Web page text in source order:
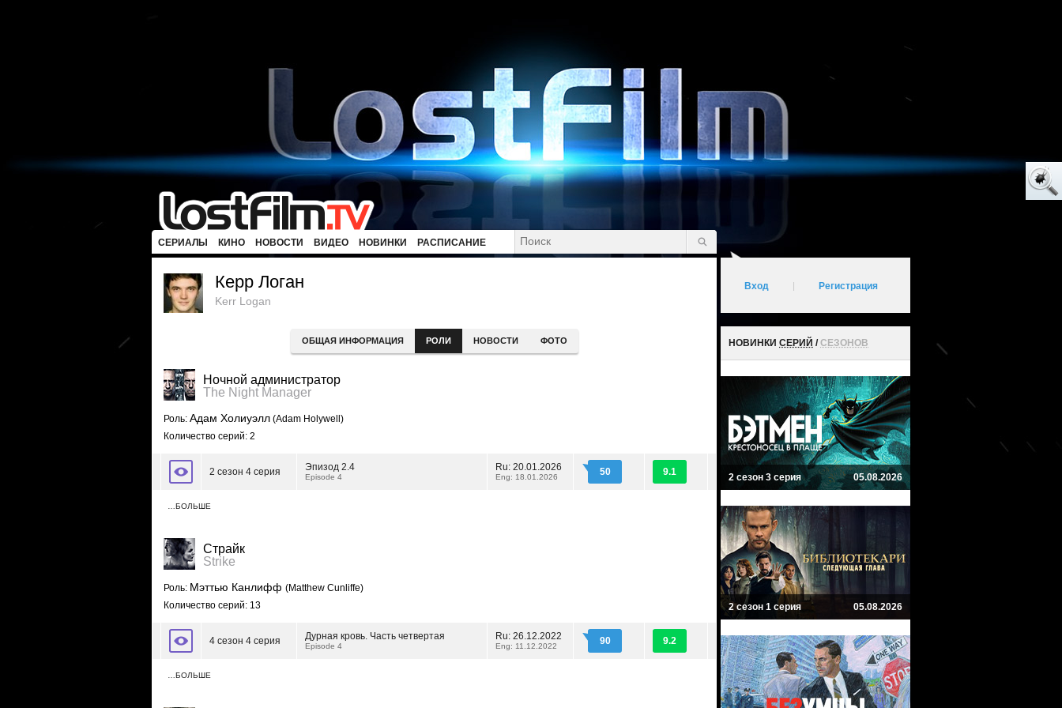
СЕРИАЛЫ КИНО НОВОСТИ ВИДЕО НОВИНКИ РАСПИСАНИЕ
Керр Логан
Kerr Logan
ОБЩАЯ ИНФОРМАЦИЯ РОЛИ НОВОСТИ ФОТО
Ночной администратор
The Night Manager
Роль: Адам Холиуэлл (Adam Holywell)
Количество серий: 2
2 сезон 4 серия Эпизод 2.4
Episode 4
Ru: 20.01.2026
Eng: 18.01.2026 50 9.1
…БОЛЬШЕ
Страйк
Strike
Роль: Мэттью Канлифф (Matthew Cunliffe)
Количество серий: 13
4 сезон 4 серия Дурная кровь. Часть четвертая
Episode 4
Ru: 26.12.2022
Eng: 11.12.2022 90 9.2
…БОЛЬШЕ
Вход Регистрация
НОВИНКИ СЕРИЙ /СЕЗОНОВ
2 сезон 3 серия 05.08.2026
2 сезон 1 серия 05.08.2026